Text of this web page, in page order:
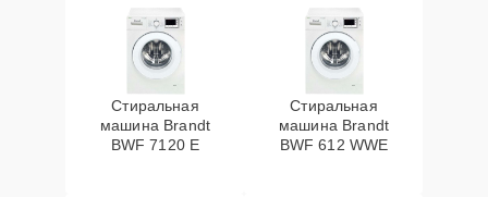
Стиральная
машина Brandt
BWF 7120 E
Стиральная
машина Brandt
BWF 612 WWE